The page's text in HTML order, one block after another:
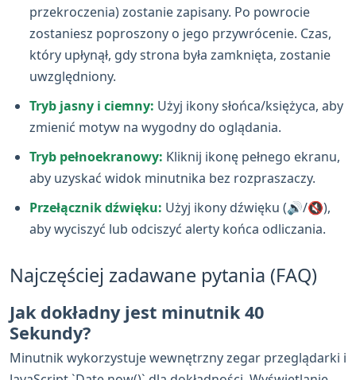
przekroczenia) zostanie zapisany. Po powrocie
zostaniesz poproszony o jego przywrócenie. Czas,
który upłynął, gdy strona była zamknięta, zostanie
uwzględniony.
Tryb jasny i ciemny: Użyj ikony słońca/księżyca, aby
zmienić motyw na wygodny do oglądania.
Tryb pełnoekranowy: Kliknij ikonę pełnego ekranu,
aby uzyskać widok minutnika bez rozpraszaczy.
Przełącznik dźwięku: Użyj ikony dźwięku (🔊/🔇),
aby wyciszyć lub odciszyć alerty końca odliczania.
Najczęściej zadawane pytania (FAQ)
Jak dokładny jest minutnik 40
Sekundy?
Minutnik wykorzystuje wewnętrzny zegar przeglądarki i